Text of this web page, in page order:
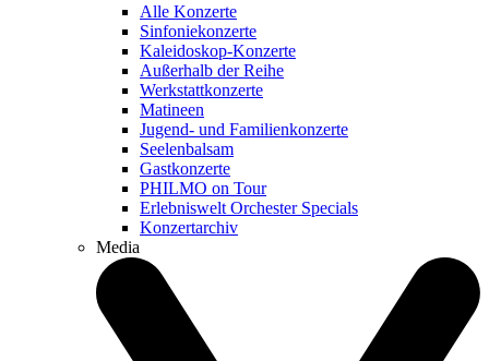
Alle Konzerte
Sinfoniekonzerte
Kaleidoskop-Konzerte
Außerhalb der Reihe
Werkstattkonzerte
Matineen
Jugend- und Familienkonzerte
Seelenbalsam
Gastkonzerte
PHILMO on Tour
Erlebniswelt Orchester Specials
Konzertarchiv
Media